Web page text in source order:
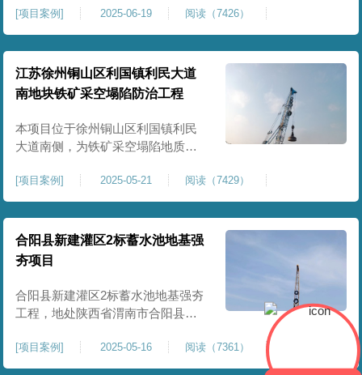
积约 20000 平方米，采用满场强夯
加固方式改善场地工程地质条件，
有效提高地基承载力、控制不均匀
沉降，满足变电站各类构支架、电
气设备及配套设施建设标准。本项
目是嵩县重要电力基础设施，投运
后优化区域电网布局，增强当
[项目案例] 2025-06-19 阅读（7426）
江苏徐州铜山区利国镇利民大道
南地块铁矿采空塌陷防治工程
本项目位于徐州铜山区利国镇利民
大道南侧，为铁矿采空塌陷地质灾
35000㎡。针对区域铁矿开采遗留的
地层松散、裂隙发育、塌陷沉降等
隐患，采用强夯工艺加固场地地
基，消除采空地质风险，提升场地
整体稳定性与承载力，彻底改善地
块建设条件，实现矿区地质灾害治
理与土地安全利用。
[项目案例] 2025-05-21 阅读（7429）
合阳县新建灌区2标蓄水池地基强
夯项目
合阳县新建灌区2标蓄水池地基强夯
工程，地处陕西省渭南市合阳县，
的关键前置工程，主要服务于片区
农业灌溉蓄水配套建设，为后续蓄
[项目案例] 2025-05-16 阅读（7361）